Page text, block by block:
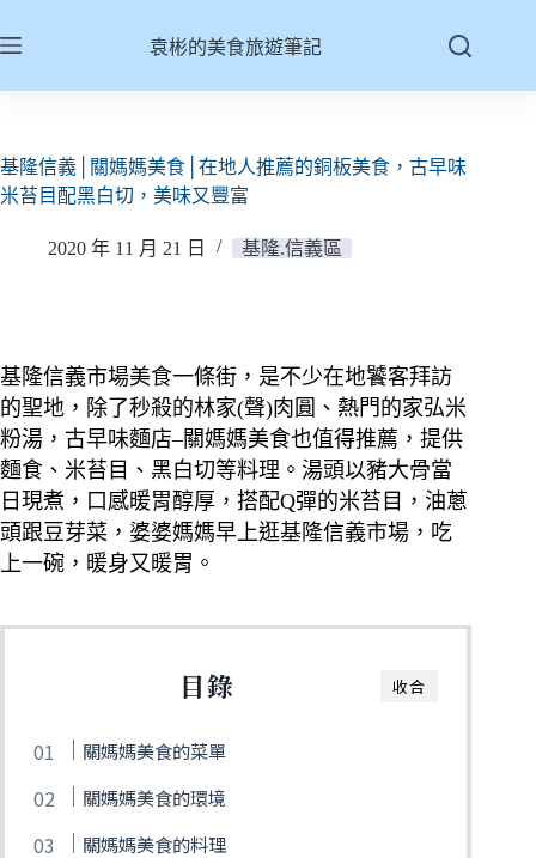
至
容
袁彬的美食旅遊筆記
基隆信義│關媽媽美食│在地人推薦的銅板美食，古早味
米苔目配黑白切，美味又豐富
2020 年 11 月 21 日 基隆.信義區
基隆信義市場美食一條街，是不少在地饕客拜訪
的聖地，除了秒殺的林家(聲)肉圓、熱門的家弘米
粉湯，古早味麵店–關媽媽美食也值得推薦，提供
麵食、米苔目、黑白切等料理。湯頭以豬大骨當
日現煮，口感暖胃醇厚，搭配Q彈的米苔目，油蔥
頭跟豆芽菜，婆婆媽媽早上逛基隆信義市場，吃
上一碗，暖身又暖胃。
收合
目錄
關媽媽美食的菜單
關媽媽美食的環境
關媽媽美食的料理